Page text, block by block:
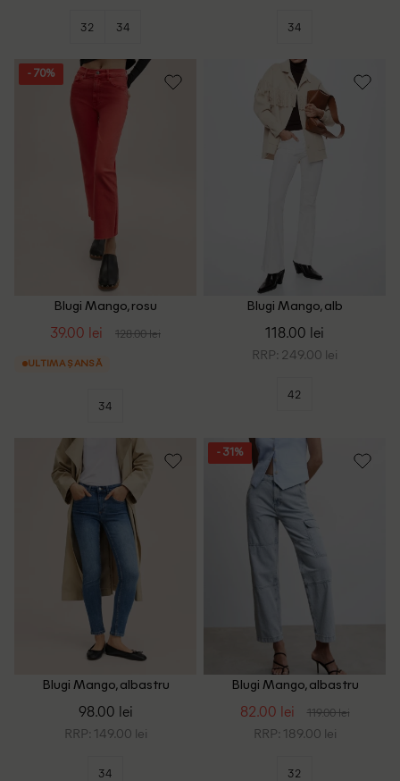
32 34 34
- 70%
Blugi Mango, rosu
39.00 lei 128.00 lei
ULTIMA ȘANSĂ
34
Blugi Mango, alb
118.00 lei
RRP: 249.00 lei
42
Blugi Mango, albastru
98.00 lei
RRP: 149.00 lei
34
- 31%
Blugi Mango, albastru
82.00 lei 119.00 lei
RRP: 189.00 lei
32